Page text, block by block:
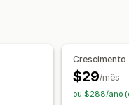
Crescimento
$29/mês
ou $288/ano